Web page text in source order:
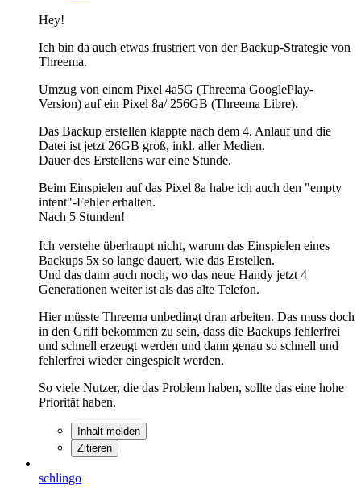
Hey!
Ich bin da auch etwas frustriert von der Backup-Strategie von
Threema.
Umzug von einem Pixel 4a5G (Threema GooglePlay-
Version) auf ein Pixel 8a/ 256GB (Threema Libre).
Das Backup erstellen klappte nach dem 4. Anlauf und die
Datei ist jetzt 26GB groß, inkl. aller Medien.
Dauer des Erstellens war eine Stunde.
Beim Einspielen auf das Pixel 8a habe ich auch den "empty
intent"-Fehler erhalten.
Nach 5 Stunden!
Ich verstehe überhaupt nicht, warum das Einspielen eines
Backups 5x so lange dauert, wie das Erstellen.
Und das dann auch noch, wo das neue Handy jetzt 4
Generationen weiter ist als das alte Telefon.
Hier müsste Threema unbedingt dran arbeiten. Das muss doch
in den Griff bekommen zu sein, dass die Backups fehlerfrei
und schnell erzeugt werden und dann genau so schnell und
fehlerfrei wieder eingespielt werden.
So viele Nutzer, die das Problem haben, sollte das eine hohe
Priorität haben.
Inhalt melden
Zitieren
schlingo